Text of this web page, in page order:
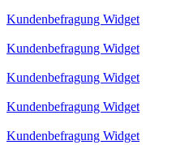
Kundenbefragung Widget
Kundenbefragung Widget
Kundenbefragung Widget
Kundenbefragung Widget
Kundenbefragung Widget